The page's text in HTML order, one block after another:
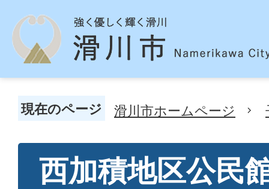
現在のページ 滑川市ホームページ
西加積地区公民